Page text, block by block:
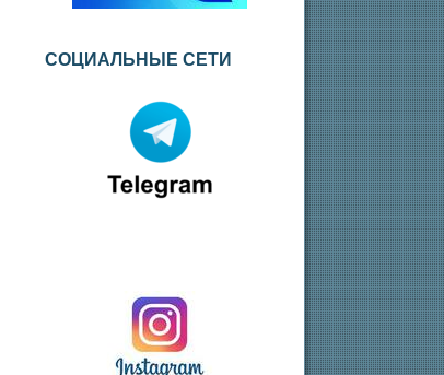
СОЦИАЛЬНЫЕ СЕТИ